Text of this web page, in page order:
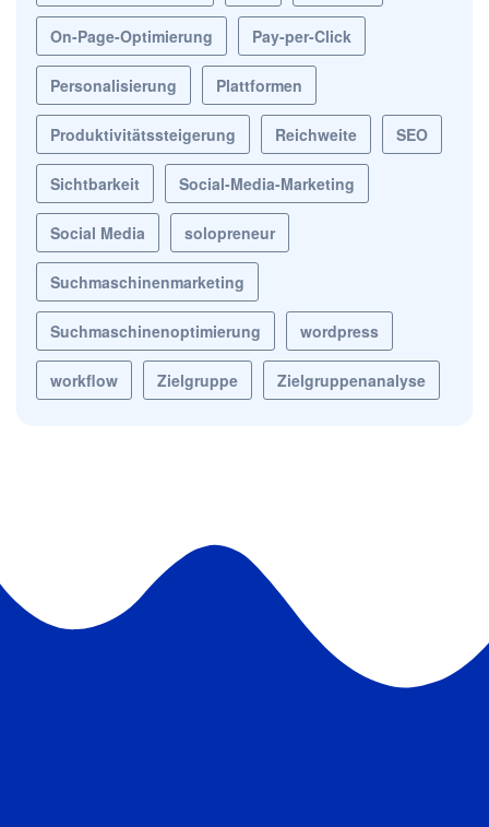
On-Page-Optimierung Pay-per-Click
Personalisierung Plattformen
Produktivitätssteigerung Reichweite SEO
Sichtbarkeit Social-Media-Marketing
Social Media solopreneur
Suchmaschinenmarketing
Suchmaschinenoptimierung wordpress
workflow Zielgruppe Zielgruppenanalyse